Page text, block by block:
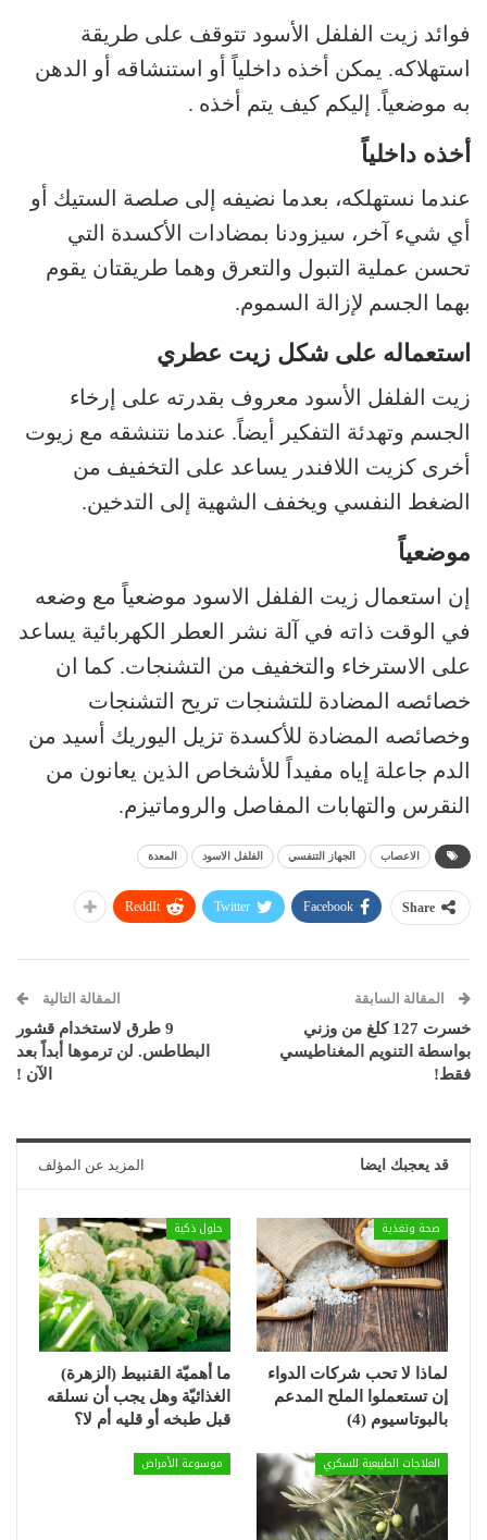
فوائد زيت الفلفل الأسود تتوقف على طريقة
استهلاكه. يمكن أخذه داخلياً أو استنشاقه أو الدهن
به موضعياً. إليكم كيف يتم أخذه .
أخذه داخلياً
عندما نستهلكه، بعدما نضيفه إلى صلصة الستيك أو
أي شيء آخر، سيزودنا بمضادات الأكسدة التي
تحسن عملية التبول والتعرق وهما طريقتان يقوم
بهما الجسم لإزالة السموم.
استعماله على شكل زيت عطري
زيت الفلفل الأسود معروف بقدرته على إرخاء
الجسم وتهدئة التفكير أيضاً. عندما نتنشقه مع زيوت
أخرى كزيت اللافندر يساعد على التخفيف من
الضغط النفسي ويخفف الشهية إلى التدخين.
موضعياً
إن استعمال زيت الفلفل الاسود موضعياً مع وضعه
في الوقت ذاته في آلة نشر العطر الكهربائية يساعد
على الاسترخاء والتخفيف من التشنجات. كما ان
خصائصه المضادة للتشنجات تريح التشنجات
وخصائصه المضادة للأكسدة تزيل اليوريك أسيد من
الدم جاعلة إياه مفيداً للأشخاص الذين يعانون من
النقرس والتهابات المفاصل والروماتيزم.
الاعصاب الجهاز التنفسي الفلفل الاسود المعدة
Share
Facebook
Twitter
ReddIt
المقالة السابقة
خسرت 127 كلغ من وزني
بواسطة التنويم المغناطيسي
فقط!
المقالة التالية
9 طرق لاستخدام قشور
البطاطس. لن ترموها أبداً بعد
الآن !
قد يعجبك ايضا المزيد عن المؤلف
صحة وتغذية
لماذا لا تحب شركات الدواء
إن تستعملوا الملح المدعم
بالبوتاسيوم (4)
حلول ذكية
ما أهميّة القنبيط (الزهرة)
الغذائيّة وهل يجب أن نسلقه
قبل طبخه أو قليه أم لا؟
العلاجات الطبيعية للسكري موسوعة الأمراض